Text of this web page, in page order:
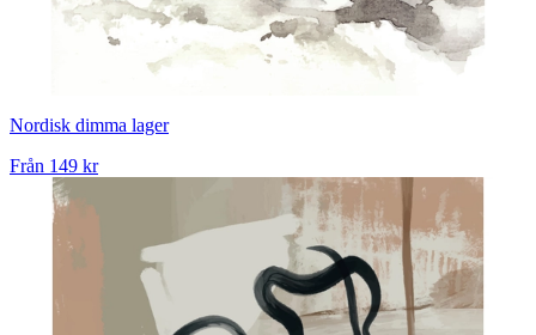
Nordisk dimma lager
Från 149 kr